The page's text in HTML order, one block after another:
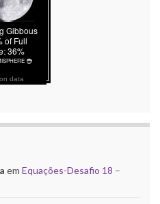
data
em Equações-Desafio 18 –